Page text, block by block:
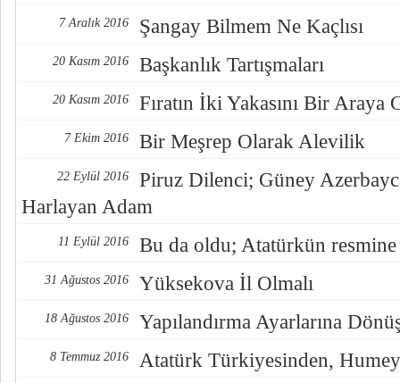
7 Aralık 2016 Şangay Bilmem Ne Kaçlısı
20 Kasım 2016 Başkanlık Tartışmaları
20 Kasım 2016 Fıratın İki Yakasını Bir Araya
7 Ekim 2016 Bir Meşrep Olarak Alevilik
22 Eylül 2016
Piruz Dilenci; Güney
Harlayan Adam
11 Eylül 2016 Bu da oldu; Atatürkün resmine
31 Ağustos 2016 Yüksekova İl Olmalı
18 Ağustos 2016 Yapılandırma Ayarlarına
8 Temmuz 2016 Atatürk Türkiyesinden,